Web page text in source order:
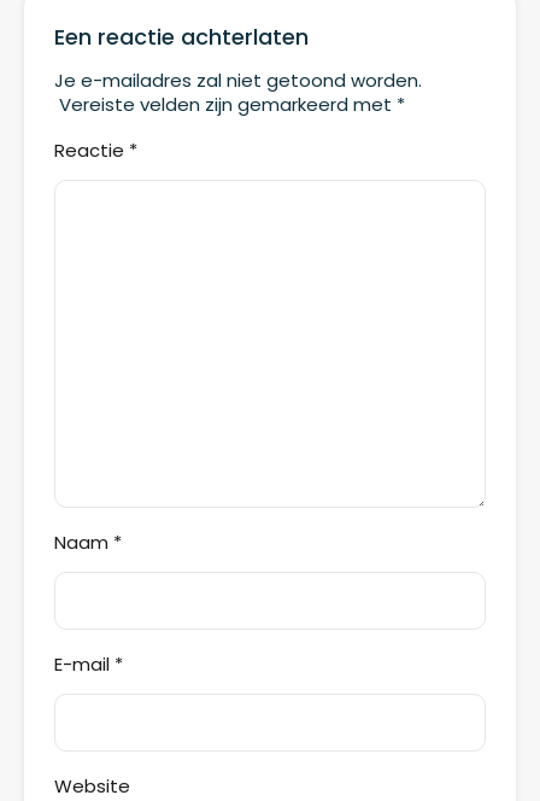
Een reactie achterlaten
Je e-mailadres zal niet getoond worden.
Vereiste velden zijn gemarkeerd met *
Reactie *
Naam *
E-mail *
Website